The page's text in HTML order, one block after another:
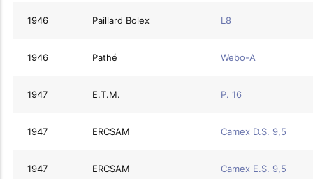
1946 Paillard Bolex L8
1946 Pathé Webo-A
1947 E.T.M. P. 16
1947 ERCSAM Camex D.S. 9,5
1947 ERCSAM Camex E.S. 9,5